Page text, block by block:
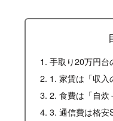
手取り20万円台
1. 家賃は「収入
2. 食費は「自炊
3. 通信費は格安